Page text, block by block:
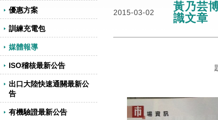
優惠方案
訓練充電包
媒體報導
ISO稽核最新公告
出口大陸快速通關最新公
告
有機驗證最新公告
2015-03-02
黃乃芸
識文章